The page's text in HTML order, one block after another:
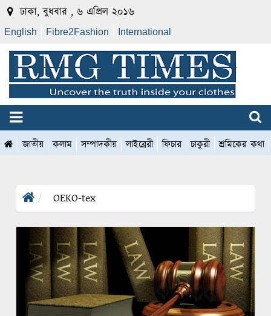
ঢাকা, বুধবার , ৬ এপ্রিল ২০১৬
English Fibre2Fashion International
জাতীয় কলাম সম্পাদকীয় লাইব্রেরী ফিচার চাকুরী শ্রমিকের কথা
OEKO-tex